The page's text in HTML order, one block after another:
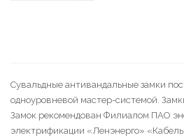
Сувальдные антивандальные замки
одноуровневой мастер-системой.
Замок рекомендован Филиалом ПАО
электрификации «Ленэнерго»